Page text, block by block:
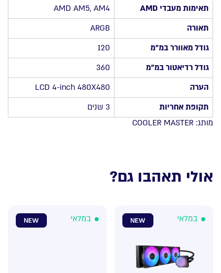
תאימות מעבדי AMD
AMD AM5, AM4
תאורה
ARGB
גודל מאוורר במ”מ
120
גודל רדיאטור במ”מ
360
הערה
LCD 4-inch 480X480
תקופת אחריות
3 שנים
מותג: COOLER MASTER
אולי תאהבו גם?
NEW במלאי NEW במלאי